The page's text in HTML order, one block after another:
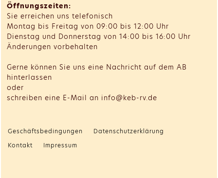
Öffnungszeiten:
Sie erreichen uns telefonisch
Montag bis Freitag von 09:00 bis 12:00 Uhr
Dienstag und Donnerstag von 14:00 bis 16:00 Uhr
Änderungen vorbehalten
Gerne können Sie uns eine Nachricht auf dem AB
hinterlassen
oder
schreiben eine E-Mail an info@keb-rv.de
Geschäftsbedingungen
Datenschutzerklärung
Kontakt
Impressum